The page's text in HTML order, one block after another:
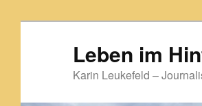
Leben im
Karin Leukefeld –